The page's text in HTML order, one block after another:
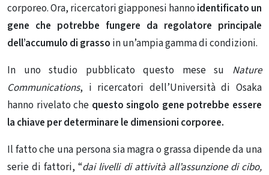
corporeo. Ora, ricercatori giapponesi hanno identificato un
gene che potrebbe fungere da regolatore principale
dell’accumulo di grasso in un’ampia gamma di condizioni.
In uno studio pubblicato questo mese su Nature
Communications, i ricercatori dell’Università di Osaka
hanno rivelato che questo singolo gene potrebbe essere
la chiave per determinare le dimensioni corporee.
Il fatto che una persona sia magra o grassa dipende da una
serie di fattori, “dai livelli di attività all’assunzione di cibo,